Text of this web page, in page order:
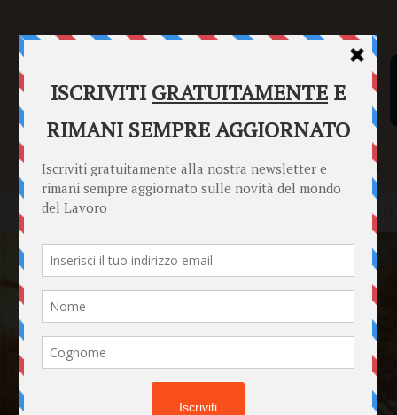
SENTENZE FORMULARI PUNTO INFORMAZIONI
Home Punto Informazioni Ruolo delle Scuole nel Lavoro Minorile